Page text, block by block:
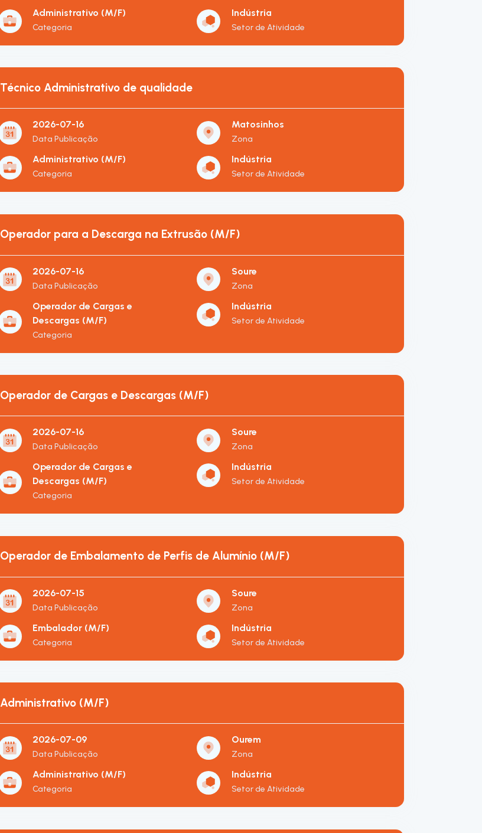
Administrativo (M/F)
Categoria
Indústria
Setor de Atividade
Técnico Administrativo de qualidade
2026-07-16
Data Publicação
Matosinhos
Zona
Administrativo (M/F)
Categoria
Indústria
Setor de Atividade
Operador para a Descarga na Extrusão (M/F)
2026-07-16
Data Publicação
Soure
Zona
Operador de Cargas e
Descargas (M/F)
Categoria
Indústria
Setor de Atividade
Operador de Cargas e Descargas (M/F)
2026-07-16
Data Publicação
Soure
Zona
Operador de Cargas e
Descargas (M/F)
Categoria
Indústria
Setor de Atividade
Operador de Embalamento de Perfis de Alumínio (M/F)
2026-07-15
Data Publicação
Soure
Zona
Embalador (M/F)
Categoria
Indústria
Setor de Atividade
Administrativo (M/F)
2026-07-09
Data Publicação
Ourem
Zona
Administrativo (M/F)
Categoria
Indústria
Setor de Atividade